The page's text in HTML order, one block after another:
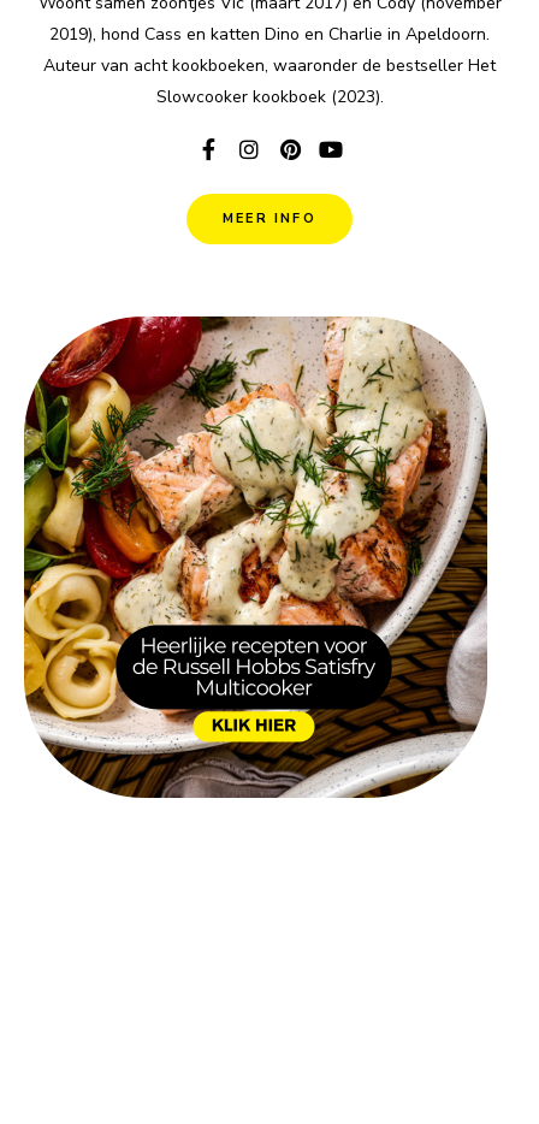
2019), hond Cass en katten Dino en Charlie in Apeldoorn.
Auteur van acht kookboeken, waaronder de bestseller Het
Slowcooker kookboek (2023).
MEER INFO